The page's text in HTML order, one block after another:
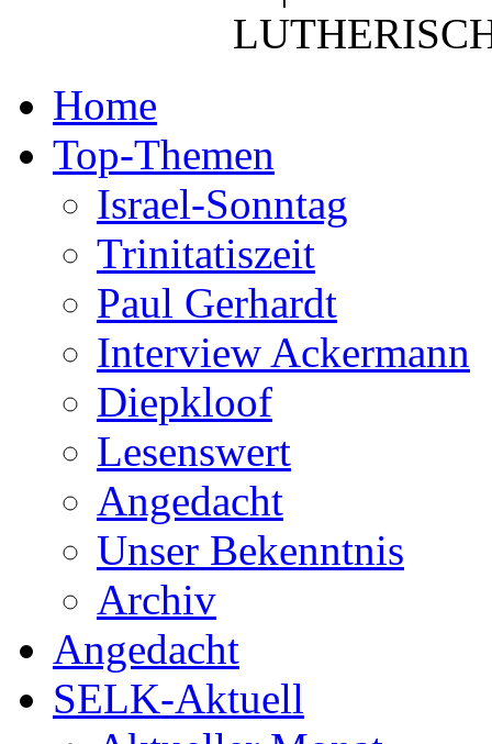
Home
Top-Themen
Israel-Sonntag
Trinitatiszeit
Paul Gerhardt
Interview Ackermann
Diepkloof
Lesenswert
Angedacht
Unser Bekenntnis
Archiv
Angedacht
SELK-Aktuell